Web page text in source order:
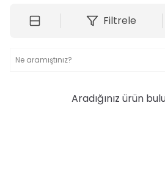
Filtrele
Aradığınız ürün